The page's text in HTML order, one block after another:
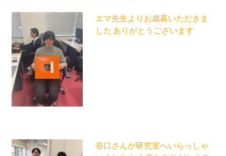
エマ先生よりお歳暮いただきま
した ありがとうございます
谷口さんが研究室へいらっしゃ